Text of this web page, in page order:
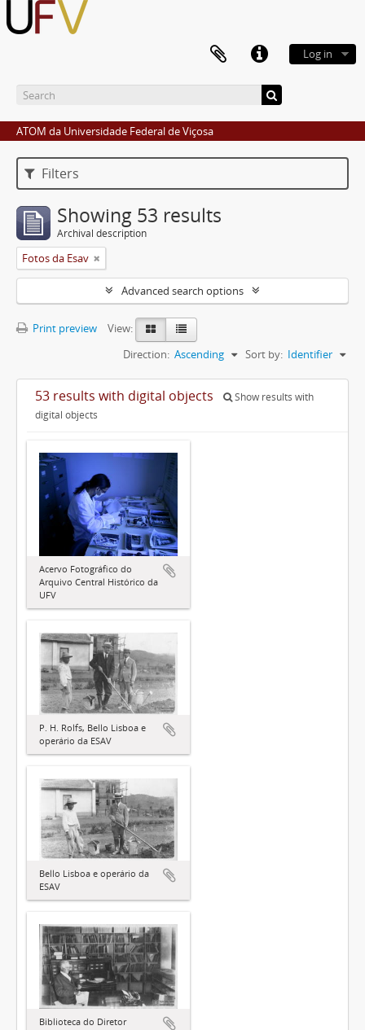
Log in
ATOM da Universidade Federal de Viçosa
Filters
Showing 53 results
Archival description
Fotos da Esav
Advanced search options
Print preview
View:
Sort by: Identifier
Direction: Ascending
53 results with digital objects
Show results with
digital objects
Acervo Fotográfico do
Arquivo Central Histórico da
UFV
P. H. Rolfs, Bello Lisboa e
operário da ESAV
Bello Lisboa e operário da
ESAV
Biblioteca do Diretor